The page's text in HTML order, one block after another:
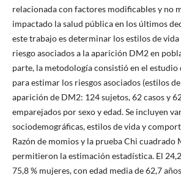
relacionada con factores modificables y no
impactado la salud pública en los últimos
este trabajo es determinar los estilos de
riesgo asociados a la aparición DM2 en
parte, la metodología consistió en el estudio
para estimar los riesgos asociados (estilos
aparición de DM2: 124 sujetos, 62 casos y
emparejados por sexo y edad. Se incluyen
sociodemográficas, estilos de vida y
Razón de momios y la prueba Chi cuadrado
permitieron la estimación estadística. El
75,8 % mujeres, con edad media de 62,7